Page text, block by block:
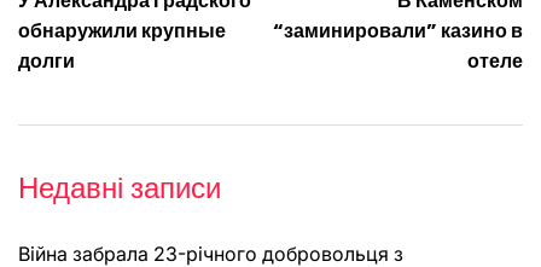
записів
обнаружили крупные
долги
“заминировали” казино в
отеле
Недавні записи
Війна забрала 23-річного добровольця з